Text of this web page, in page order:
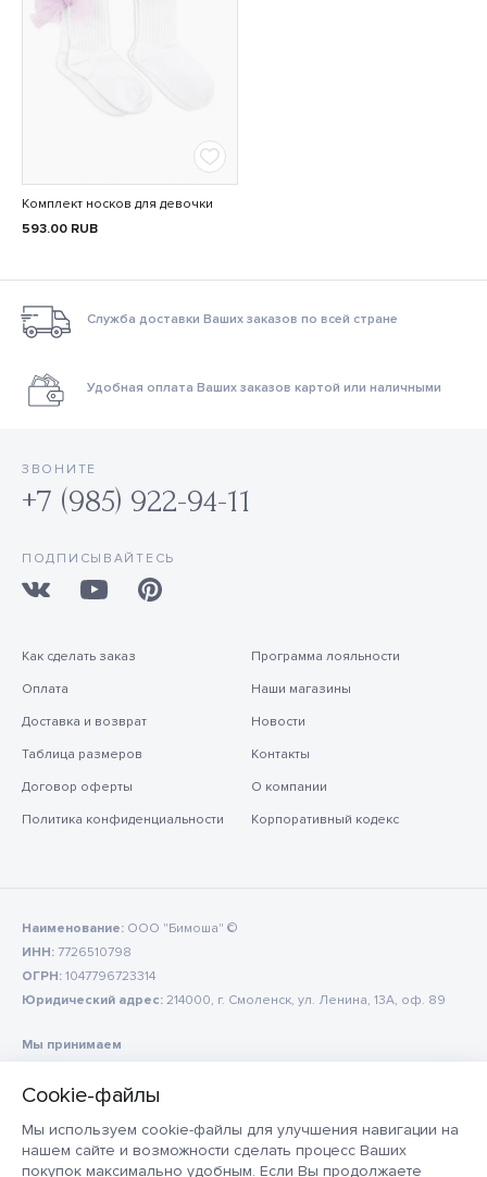
Мы используем cookie-файлы для улучшения навигации на
нашем сайте и возможности сделать процесс Ваших
покупок максимально удобным. Если Вы продолжаете
Комплект носков для девочки
593.00 RUB
Служба доставки Ваших заказов по всей стране
Удобная оплата Ваших заказов картой или наличными
ЗВОНИТЕ
+7 (985) 922-94-11
ПОДПИСЫВАЙТЕСЬ
Как сделать заказ
Оплата
Доставка и возврат
Таблица размеров
Договор оферты
Политика конфиденциальности
Программа лояльности
Наши магазины
Новости
Контакты
О компании
Корпоративный кодекс
Наименование: ООО "Бимоша" ©
ИНН: 7726510798
ОГРН: 1047796723314
Юридический адрес: 214000, г. Смоленск, ул. Ленина, 13А, оф. 89
Мы принимаем